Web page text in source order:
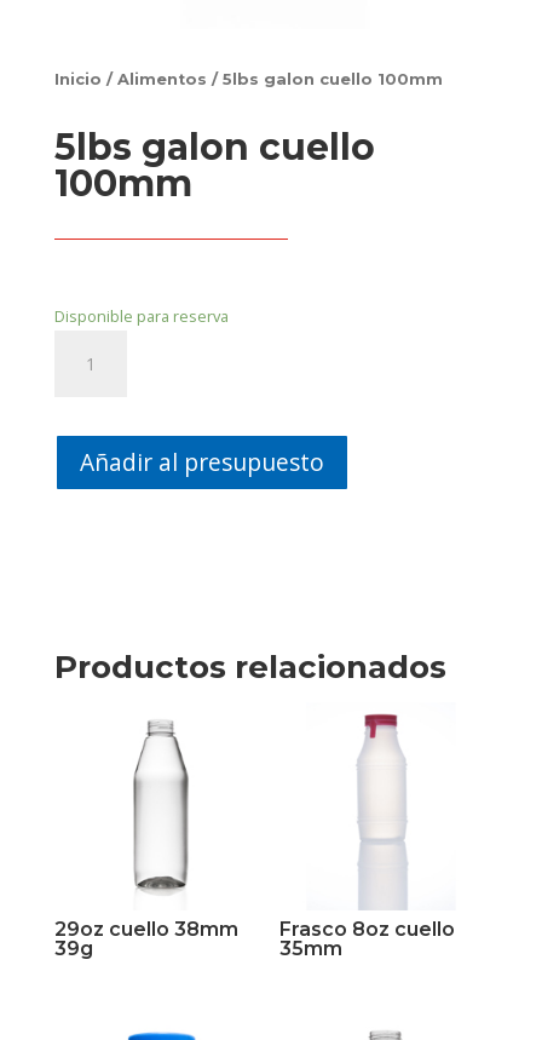
Inicio / Alimentos / 5lbs galon cuello 100mm
5lbs galon cuello
100mm
Disponible para reserva
galon
cantidad
Añadir al presupuesto
Productos relacionados
29oz cuello 38mm
39g
Frasco 8oz cuello
35mm